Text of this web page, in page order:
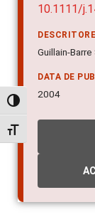
Alternar alto
Alternar tamanho
10.1111/
Guillain-
DATA DE
2004